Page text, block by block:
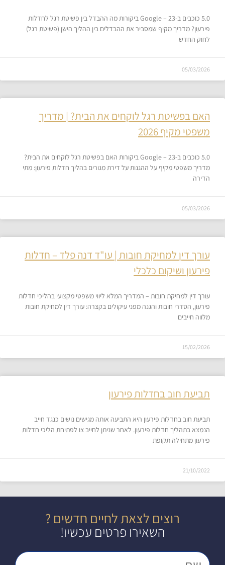
5.0 כוכבים ב-Google – 23 ביקורות מה ההבדל בין פשיטת רגל לחדלות
פירעון? מדריך מקיף שמסביר את ההבדלים בין ההליך הישן (פשיטת רגל)
לחוק החדש
05/03/2026
האם בפשיטת רגל לוקחים את הבית? | מדריך
משפטי מקיף 2026
5.0 כוכבים ב-Google – 23 ביקורות האם בפשיטת רגל לוקחים את הבית?
מדריך משפטי מקיף על ההגנות על דירת מגורים בהליך חדלות פירעון: מתי
הדירה
05/03/2026
עורך דין למחיקת חובות | עו"ד דנה פלד – חדלות
פירעון ושיקום כלכלי
עורך דין למחיקת חובות – המדריך המלא ליווי משפטי מקצועי בהליכי חדלות
פירעון, הסדרי חובות והגנה מפני עיקולים בקצרה: עורך דין למחיקת חובות
מלווה חייבים
15/02/2026
תביעת חוב בחדלות פירעון
תביעת חוב בחדלות פירעון היא התביעה אותה מגישים נושים כנגד חייב
הנמצא בתהליך חדלות פירעון. לאחר שניתן לחייב צו לפתיחת הליכי חדלות
פירעון מתחילה תקופת
21/10/2022
רוצים לצאת לחיים חדשים ?
השאירו פרטים עכשיו!